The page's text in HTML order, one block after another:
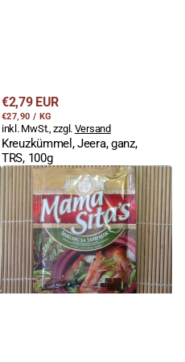
Regulärer
Preis
€2,79 EUR
STÜCKPREIS
€27,90 / PRO
KG
inkl. MwSt., zzgl. Versand
Kreuzkümmel, Jeera, ganz,
TRS, 100g
Tamarindenwürzmischung
Suppe,
Mama
Sita`s,
50g